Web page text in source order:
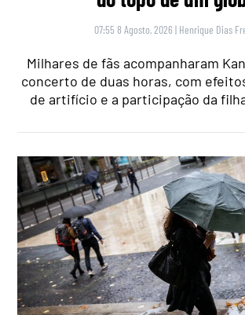
07:55 8 Agosto, 2026 | Henrique Dias
Milhares de fãs acompanharam
concerto de duas horas, com
de artifício e a participação da